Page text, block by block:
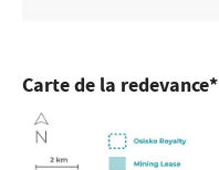
Carte de la redevance*